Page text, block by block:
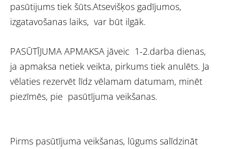
pasūtijums tiek šūts.Atsevišķos gadījumos,
izgatavošanas laiks, var būt ilgāk.
PASŪTĪJUMA APMAKSA jāveic 1-2.darba dienas,
ja apmaksa netiek veikta, pirkums tiek anulēts. Ja
vēlaties rezervēt līdz vēlamam datumam, minēt
piezīmēs, pie pasūtījuma veikšanas.
Pirms pasūtījuma veikšanas, lūgums salīdzināt